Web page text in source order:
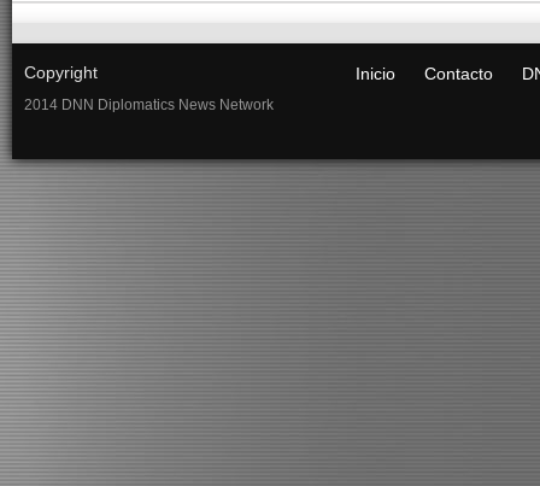
Copyright
2014 DNN Diplomatics News Network
Inicio Contacto